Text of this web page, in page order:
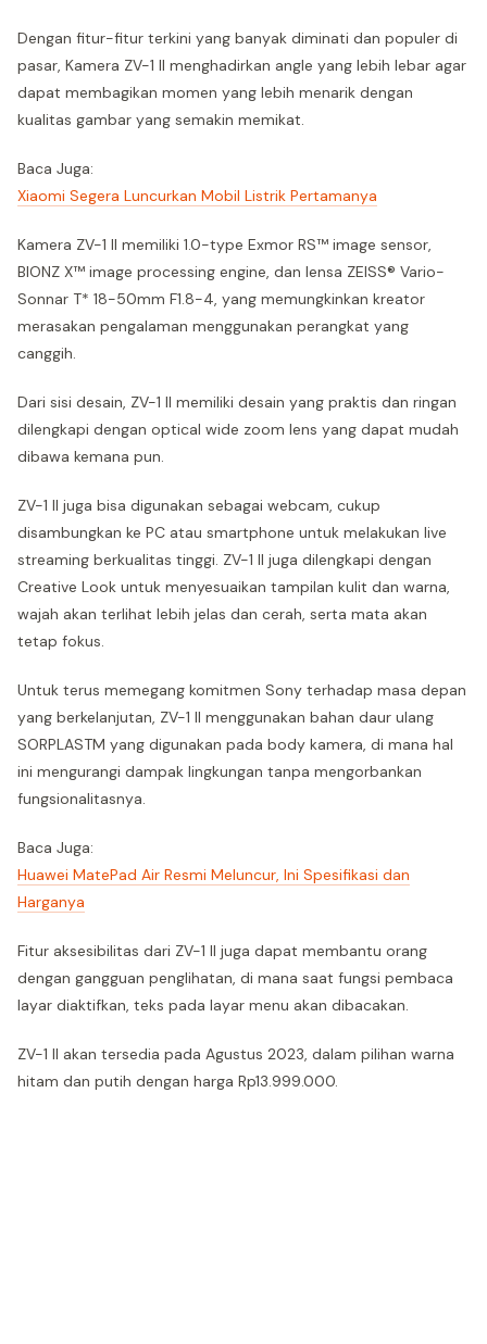
Dengan fitur-fitur terkini yang banyak diminati dan populer di
pasar, Kamera ZV-1 II menghadirkan angle yang lebih lebar agar
dapat membagikan momen yang lebih menarik dengan
kualitas gambar yang semakin memikat.
Baca Juga:
Xiaomi Segera Luncurkan Mobil Listrik Pertamanya
Kamera ZV-1 II memiliki 1.0-type Exmor RS™ image sensor,
BIONZ X™ image processing engine, dan lensa ZEISS® Vario-
Sonnar T* 18-50mm F1.8-4, yang memungkinkan kreator
merasakan pengalaman menggunakan perangkat yang
canggih.
Dari sisi desain, ZV-1 II memiliki desain yang praktis dan ringan
dilengkapi dengan optical wide zoom lens yang dapat mudah
dibawa kemana pun.
ZV-1 II juga bisa digunakan sebagai webcam, cukup
disambungkan ke PC atau smartphone untuk melakukan live
streaming berkualitas tinggi. ZV-1 II juga dilengkapi dengan
Creative Look untuk menyesuaikan tampilan kulit dan warna,
wajah akan terlihat lebih jelas dan cerah, serta mata akan
tetap fokus.
Untuk terus memegang komitmen Sony terhadap masa depan
yang berkelanjutan, ZV-1 II menggunakan bahan daur ulang
SORPLASTM yang digunakan pada body kamera, di mana hal
ini mengurangi dampak lingkungan tanpa mengorbankan
fungsionalitasnya.
Baca Juga:
Huawei MatePad Air Resmi Meluncur, Ini Spesifikasi dan
Harganya
Fitur aksesibilitas dari ZV-1 II juga dapat membantu orang
dengan gangguan penglihatan, di mana saat fungsi pembaca
layar diaktifkan, teks pada layar menu akan dibacakan.
ZV-1 II akan tersedia pada Agustus 2023, dalam pilihan warna
hitam dan putih dengan harga Rp13.999.000.